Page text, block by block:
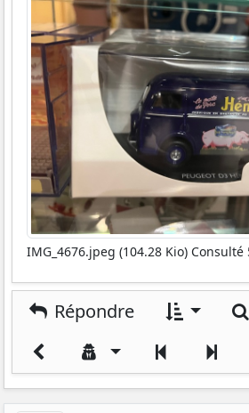
IMG_4676.jpeg (104.28 Kio) Consulté
Répondre
Précédent